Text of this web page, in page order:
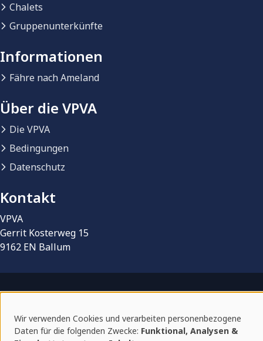
Chalets
Gruppenunterkünfte
Informationen
Fähre nach Ameland
Über die VPVA
Die VPVA
Bedingungen
Datenschutz
Kontakt
VPVA
Gerrit Kosterweg 15
9162 EN Ballum
Vakantieverblijven Ameland
Vermietungsplattform vonBonBooking
Verwendung
Wir verwenden Cookies und verarbeiten personenbezogene
Daten für die folgenden Zwecke: Funktional, Analysen &